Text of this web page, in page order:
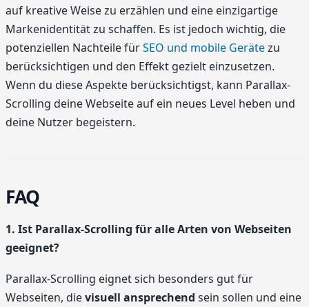
auf kreative Weise zu erzählen und eine einzigartige
Markenidentität zu schaffen. Es ist jedoch wichtig, die
potenziellen Nachteile fürSEO und mobile Gerätezu
berücksichtigen und den Effekt gezielt einzusetzen.
Wenn du diese Aspekte berücksichtigst, kann Parallax-
Scrolling deine Webseite auf ein neues Level heben und
deine Nutzer begeistern.
FAQ
1. Ist Parallax-Scrolling für alle Arten von Webseiten
geeignet?
Parallax-Scrolling eignet sich besonders gut für
Webseiten, dievisuell ansprechend sein sollen und eine